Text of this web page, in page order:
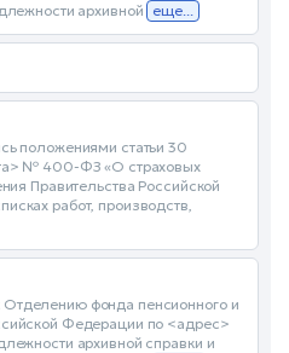
архивной еще...
положениями статьи 30
№ 400-ФЗ «О страховых
Правительства Российской
работ, производств,
фонда пенсионного и
Федерации по <адрес>
архивной справки и